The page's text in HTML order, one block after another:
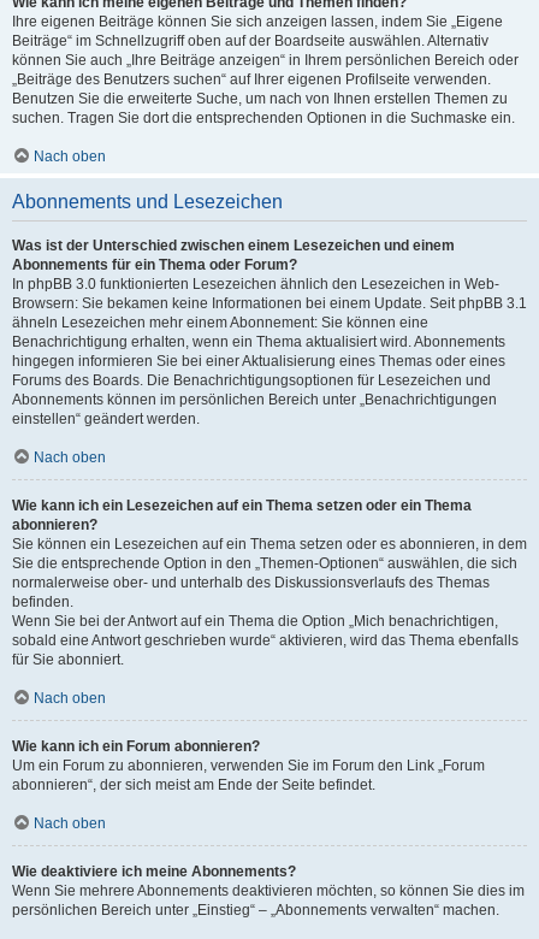
Ihre eigenen Beiträge können Sie sich anzeigen lassen, indem Sie „Eigene
Beiträge“ im Schnellzugriff oben auf der Boardseite auswählen. Alternativ
können Sie auch „Ihre Beiträge anzeigen“ in Ihrem persönlichen Bereich oder
„Beiträge des Benutzers suchen“ auf Ihrer eigenen Profilseite verwenden.
Benutzen Sie die erweiterte Suche, um nach von Ihnen erstellen Themen zu
suchen. Tragen Sie dort die entsprechenden Optionen in die Suchmaske ein.
Nach oben
Abonnements und Lesezeichen
Was ist der Unterschied zwischen einem Lesezeichen und einem
Abonnements für ein Thema oder Forum?
In phpBB 3.0 funktionierten Lesezeichen ähnlich den Lesezeichen in Web-
Browsern: Sie bekamen keine Informationen bei einem Update. Seit phpBB 3.1
ähneln Lesezeichen mehr einem Abonnement: Sie können eine
Benachrichtigung erhalten, wenn ein Thema aktualisiert wird. Abonnements
hingegen informieren Sie bei einer Aktualisierung eines Themas oder eines
Forums des Boards. Die Benachrichtigungsoptionen für Lesezeichen und
Abonnements können im persönlichen Bereich unter „Benachrichtigungen
einstellen“ geändert werden.
Nach oben
Wie kann ich ein Lesezeichen auf ein Thema setzen oder ein Thema
abonnieren?
Sie können ein Lesezeichen auf ein Thema setzen oder es abonnieren, in dem
Sie die entsprechende Option in den „Themen-Optionen“ auswählen, die sich
normalerweise ober- und unterhalb des Diskussionsverlaufs des Themas
befinden.
Wenn Sie bei der Antwort auf ein Thema die Option „Mich benachrichtigen,
sobald eine Antwort geschrieben wurde“ aktivieren, wird das Thema ebenfalls
für Sie abonniert.
Nach oben
Wie kann ich ein Forum abonnieren?
Um ein Forum zu abonnieren, verwenden Sie im Forum den Link „Forum
abonnieren“, der sich meist am Ende der Seite befindet.
Nach oben
Wie deaktiviere ich meine Abonnements?
Wenn Sie mehrere Abonnements deaktivieren möchten, so können Sie dies im
persönlichen Bereich unter „Einstieg“ – „Abonnements verwalten“ machen.